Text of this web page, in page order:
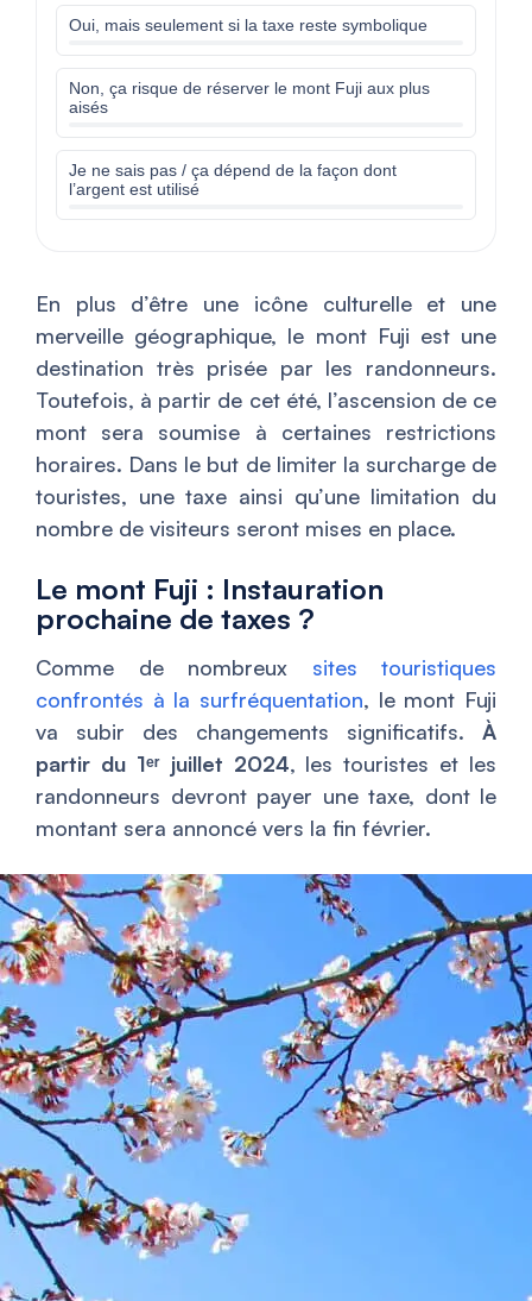
Oui, mais seulement si la taxe reste symbolique
Non, ça risque de réserver le mont Fuji aux plus
aisés
Je ne sais pas / ça dépend de la façon dont
l’argent est utilisé
En plus d’être une icône culturelle et une
merveille géographique, le mont Fuji est une
destination très prisée par les randonneurs.
Toutefois, à partir de cet été, l’ascension de ce
mont sera soumise à certaines restrictions
horaires. Dans le but de limiter la surcharge de
touristes, une taxe ainsi qu’une limitation du
nombre de visiteurs seront mises en place.
Le mont Fuji : Instauration
prochaine de taxes ?
Comme de nombreux sites touristiques
confrontés à la surfréquentation, le mont Fuji
va subir des changements significatifs. À
partir du 1ᵉʳ juillet 2024, les touristes et les
randonneurs devront payer une taxe, dont le
montant sera annoncé vers la fin février.